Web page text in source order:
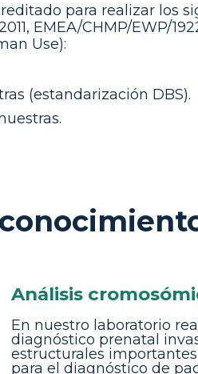
para realizar los
EMEA/CHMP/EWP/
Use):
(estandarización DBS).
Análisis
En nuestro laboratorio
diagnóstico prenatal
estructurales
para el diagnóstico de